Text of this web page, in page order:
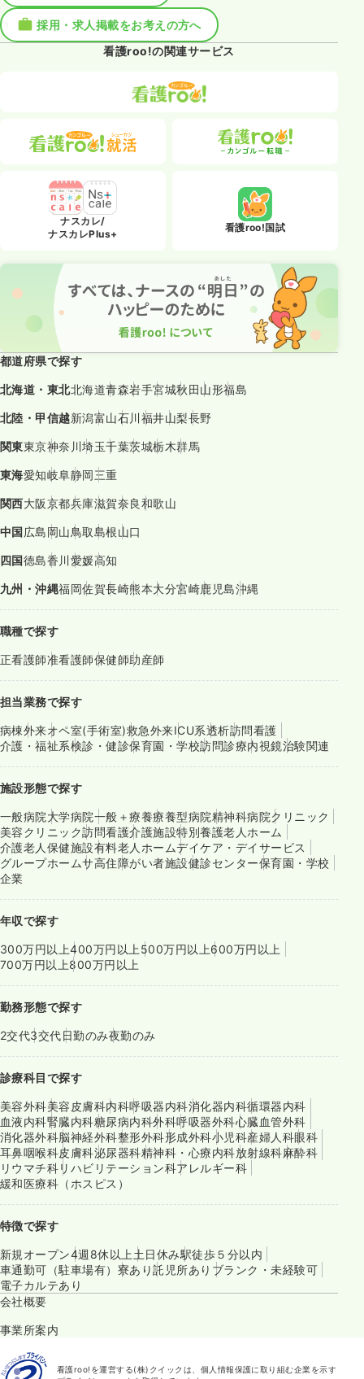
採用・求人掲載をお考えの方へ
看護roo!の関連サービス
ナスカレ/
ナスカレPlus+
看護roo!国試
都道府県で探す
北海道・東北北海道青森岩手宮城秋田山形福島
北陸・甲信越新潟富山石川福井山梨長野
関東東京神奈川埼玉千葉茨城栃木群馬
東海愛知岐阜静岡三重
関西大阪京都兵庫滋賀奈良和歌山
中国広島岡山鳥取島根山口
四国徳島香川愛媛高知
九州・沖縄福岡佐賀長崎熊本大分宮崎鹿児島沖縄
職種で探す
正看護師准看護師保健師助産師
担当業務で探す
病棟外来オペ室(手術室)救急外来ICU系透析訪問看護
介護・福祉系検診・健診保育園・学校訪問診療内視鏡治験関連
施設形態で探す
一般病院大学病院一般＋療養療養型病院精神科病院クリニック
美容クリニック訪問看護介護施設特別養護老人ホーム
介護老人保健施設有料老人ホームデイケア・デイサービス
グループホームサ高住障がい者施設健診センター保育園・学校
企業
年収で探す
300万円以上400万円以上 500万円以上600万円以上
700万円以上800万円以上
勤務形態で探す
2交代3交代日勤のみ夜勤のみ
診療科目で探す
美容外科美容皮膚科内科呼吸器内科消化器内科循環器内科
血液内科腎臓内科糖尿病内科外科呼吸器外科心臓血管外科
消化器外科脳神経外科整形外科形成外科小児科産婦人科眼科
耳鼻咽喉科皮膚科泌尿器科精神科・心療内科放射線科麻酔科
リウマチ科リハビリテーション科アレルギー科
緩和医療科（ホスピス）
特徴で探す
新規オープン4週8休以上 土日休み駅徒歩５分以内
車通勤可（駐車場有） 寮あり託児所あり ブランク・未経験可
電子カルテあり
会社概要
事業所案内
看護roo!を運営する(株)クイックは、個人情報保護に取り組む企業を示す